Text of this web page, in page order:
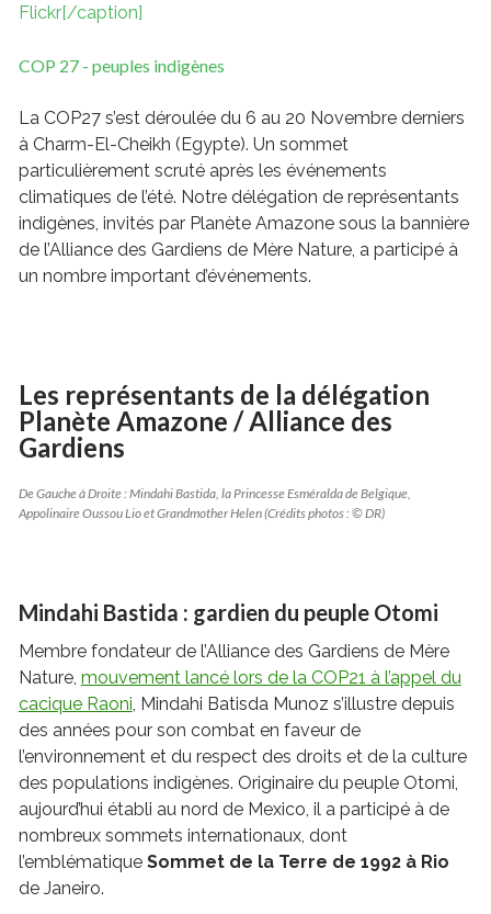
Flickr[/caption]
COP 27 - peuples indigènes
La COP27 s’est déroulée du 6 au 20 Novembre derniers
à Charm-El-Cheikh (Egypte). Un sommet
particulièrement scruté après les événements
climatiques de l’été. Notre délégation de représentants
indigènes, invités par Planète Amazone sous la bannière
de l’Alliance des Gardiens de Mère Nature, a participé à
un nombre important d’événements.
Les représentants de la délégation
Planète Amazone / Alliance des
Gardiens
De Gauche à Droite : Mindahi Bastida, la Princesse Esméralda de Belgique,
Appolinaire Oussou Lio et Grandmother Helen (Crédits photos : © DR)
Mindahi Bastida : gardien du peuple Otomi
Membre fondateur de l’Alliance des Gardiens de Mère
Nature, mouvement lancé lors de la COP21 à l’appel du
cacique Raoni, Mindahi Batisda Munoz s’illustre depuis
des années pour son combat en faveur de
l’environnement et du respect des droits et de la culture
des populations indigènes. Originaire du peuple Otomi,
aujourd’hui établi au nord de Mexico, il a participé à de
nombreux sommets internationaux, dont
l’emblématique Sommet de la Terre de 1992 à Rio
de Janeiro.